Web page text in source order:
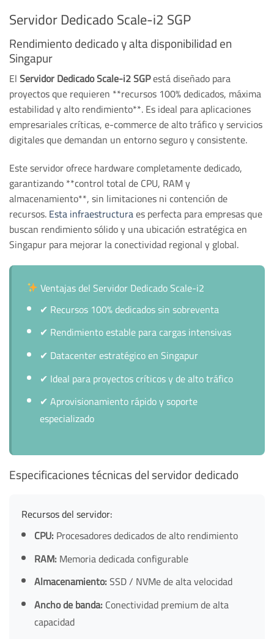
Servidor Dedicado Scale-i2 SGP
Rendimiento dedicado y alta disponibilidad en
Singapur
ElServidor Dedicado Scale-i2 SGPestá diseñado para
proyectos que requieren **recursos 100% dedicados, máxima
estabilidad y alto rendimiento**. Es ideal para aplicaciones
empresariales críticas, e-commerce de alto tráfico y servicios
digitales que demandan un entorno seguro y consistente.
Este servidor ofrece hardware completamente dedicado,
garantizando **control total de CPU, RAM y
almacenamiento**, sin limitaciones ni contención de
recursos.Esta infraestructuraes perfecta para empresas que
buscan rendimiento sólido y una ubicación estratégica en
Singapur para mejorar la conectividad regional y global.
Ventajas del Servidor Dedicado Scale-i2
✔ Recursos 100% dedicados sin sobreventa
✔ Rendimiento estable para cargas intensivas
✔ Datacenter estratégico en Singapur
✔ Ideal para proyectos críticos y de alto tráfico
✔Aprovisionamiento rápido y soporte
especializado
Especificaciones técnicas del servidor dedicado
Recursos del servidor:
CPU: Procesadores dedicados de alto rendimiento
RAM: Memoria dedicada configurable
Almacenamiento:SSD / NVMe de alta velocidad
Ancho de banda: Conectividad premium de alta
capacidad